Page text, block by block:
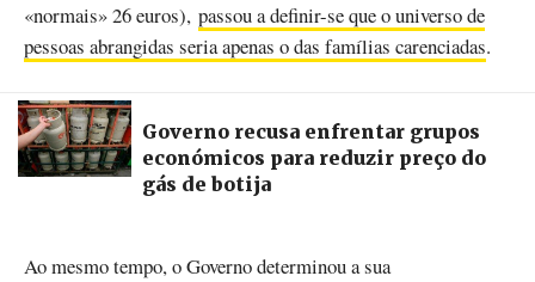
«normais» 26 euros), passou a definir-se que o universo de
pessoas abrangidas seria apenas o das famílias carenciadas.
Governo recusa enfrentar grupos
económicos para reduzir preço do
gás de botija
Ao mesmo tempo, o Governo determinou a sua